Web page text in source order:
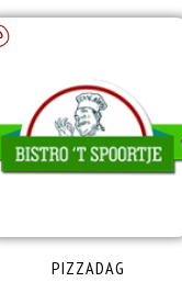
PIZZADAG